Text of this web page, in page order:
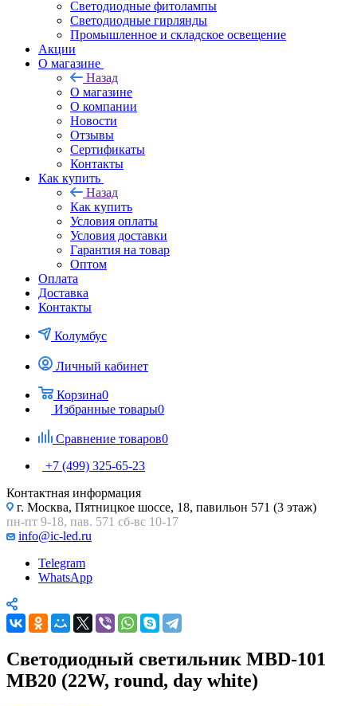
Светодиодные фитолампы
Светодиодные гирлянды
Промышленное и складское освещение
Акции
О магазине
Назад
О магазине
О компании
Новости
Отзывы
Сертификаты
Контакты
Как купить
Назад
Как купить
Условия оплаты
Условия доставки
Гарантия на товар
Оптом
Оплата
Доставка
Контакты
Колумбус
Личный кабинет
Корзина0
Избранные товары0
Сравнение товаров0
+7 (499) 325-65-23
Контактная информация
г. Москва, Пятницкое шоссе, 18, павильон 571 (3 этаж)
пн-пт 9-18, пав. 571 сб-вс 10-17
info@ic-led.ru
Telegram
WhatsApp
Светодиодный светильник MBD-101
MB20 (22W, round, day white)